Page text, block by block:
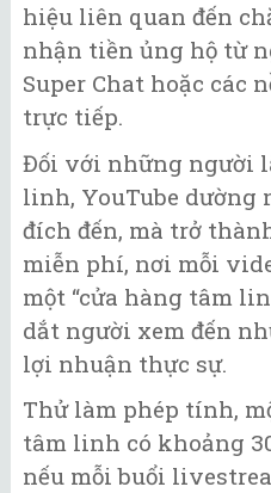
hiệu liên quan đến
nhận tiền ủng hộ từ
Super Chat hoặc các
trực tiếp.
Đối với những người
linh, YouTube dường
đích đến, mà trở
miễn phí, nơi mỗi
một “cửa hàng tâm
dắt người xem đến
lợi nhuận thực sự.
Thử làm phép tính,
tâm linh có khoảng
nếu mỗi buổi